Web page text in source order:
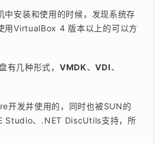
中安装和使用的时候，发现系统存
用VirtualBox 4 版本以上的可以方
有几种形式， VMDK、VDI、
开发并使用的，同时也被SUN的
Studio、.NET DiscUtils支持，所